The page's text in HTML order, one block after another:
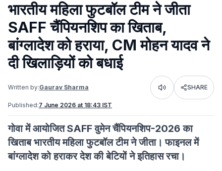
भारतीय महिला फुटबॉल टीम ने जीता
SAFF चैंपियनशिप का खिताब,
बांग्लादेश को हराया, CM मोहन यादव ने
दी खिलाड़ियों को बधाई
Written by:Gaurav Sharma Listen SHARE
Published:7 June 2026 at 18:43 IST
गोवा में आयोजित SAFF वुमेन चैंपियनशिप-2026 का
खिताब भारतीय महिला फुटबॉल टीम ने जीता। फाइनल में
बांग्लादेश को हराकर देश की बेटियों ने इतिहास रचा।